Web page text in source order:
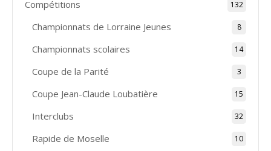
Compétitions 132
Championnats de Lorraine Jeunes 8
Championnats scolaires 14
Coupe de la Parité 3
Coupe Jean-Claude Loubatière 15
Interclubs 32
Rapide de Moselle 10